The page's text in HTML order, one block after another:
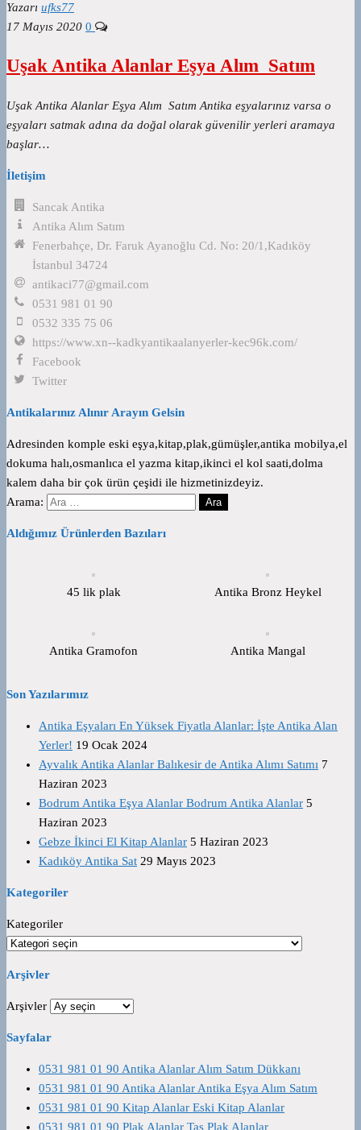
Yazarı ufks77
17 Mayıs 2020 0
Uşak Antika Alanlar Eşya Alım Satım
Uşak Antika Alanlar Eşya Alım Satım Antika eşyalarınız varsa o
eşyaları satmak adına da doğal olarak güvenilir yerleri aramaya
başlar…
İletişim
Sancak Antika
Antika Alım Satım
Fenerbahçe, Dr. Faruk Ayanoğlu Cd. No: 20/1,Kadıköy
İstanbul 34724
antikaci77@gmail.com
0531 981 01 90
0532 335 75 06
https://www.xn--kadkyantikaalanyerler-kec96k.com/
Facebook
Twitter
Antikalarınız Alınır Arayın Gelsin
Adresinden komple eski eşya,kitap,plak,gümüşler,antika mobilya,el
dokuma halı,osmanlıca el yazma kitap,ikinci el kol saati,dolma
kalem daha bir çok ürün çeşidi ile hizmetinizdeyiz.
Arama:
Aldığımız Ürünlerden Bazıları
45 lik plak Antika Bronz Heykel
Antika Gramofon Antika Mangal
Son Yazılarımız
Antika Eşyaları En Yüksek Fiyatla Alanlar: İşte Antika Alan
Yerler! 19 Ocak 2024
Ayvalık Antika Alanlar Balıkesir de Antika Alımı Satımı 7
Haziran 2023
Bodrum Antika Eşya Alanlar Bodrum Antika Alanlar 5
Haziran 2023
Gebze İkinci El Kitap Alanlar 5 Haziran 2023
Kadıköy Antika Sat 29 Mayıs 2023
Kategoriler
Kategoriler
Arşivler
Arşivler
Sayfalar
0531 981 01 90 Antika Alanlar Alım Satım Dükkanı
0531 981 01 90 Antika Alanlar Antika Eşya Alım Satım
0531 981 01 90 Kitap Alanlar Eski Kitap Alanlar
0531 981 01 90 Plak Alanlar Taş Plak Alanlar